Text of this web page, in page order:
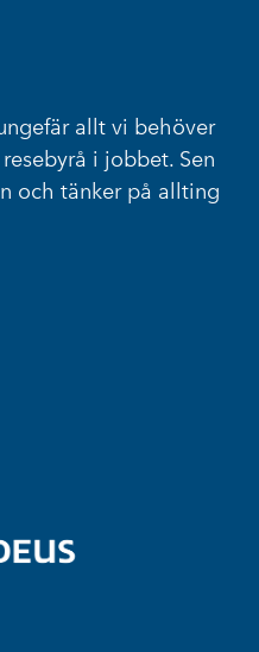
allt vi behöver
i jobbet. Sen
och tänker på allting